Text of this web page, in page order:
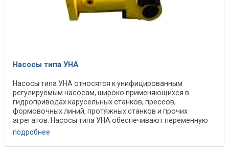
Насосы типа УНА
Насосы типа УНА относятся к унифицированным
регулируемым насосам, широко применяющихся в
гидроприводах карусельных станков, прессов,
формовочных линий, протяжных станков и прочих
агрегатов. Насосы типа УНА обеспечивают переменную
по величине и ...
подробнее